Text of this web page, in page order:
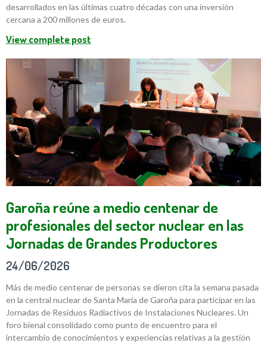
desarrollados en las últimas cuatro décadas con una inversión
cercana a 200 millones de euros.
View complete post
Garoña reúne a medio centenar de
profesionales del sector nuclear en las
Jornadas de Grandes Productores
24/06/2026
Más de medio centenar de personas se dieron cita la semana pasada
en la central nuclear de Santa María de Garoña para participar en las
Jornadas de Residuos Radiactivos de Instalaciones Nucleares. Un
foro bienal consolidado como punto de encuentro para el
intercambio de conocimientos y experiencias relativas a la gestión